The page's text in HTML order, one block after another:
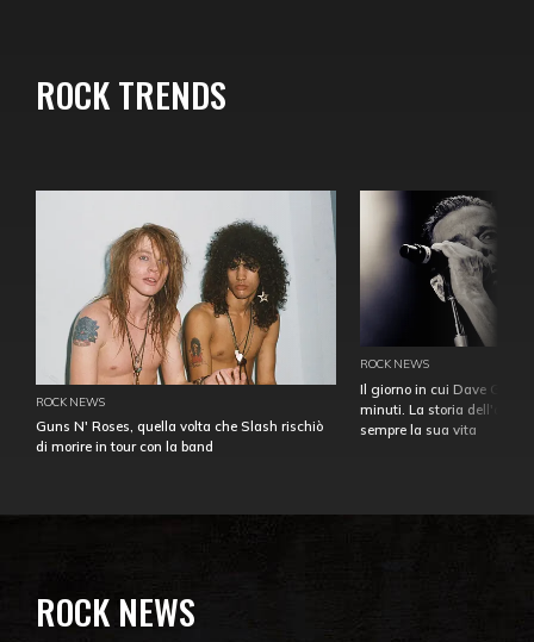
ROCK TRENDS
ROCK NEWS
Guns N' Roses, quella volta che Slash rischiò
di morire in tour con la band
ROCK NEWS
Il giorno in cui Dave
minuti. La storia
sempre la sua vita
ROCK NEWS